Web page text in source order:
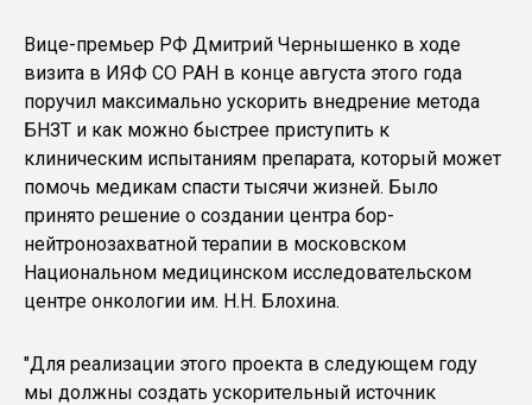
Вице-премьер РФ Дмитрий Чернышенко в ходе
визита в ИЯФ СО РАН в конце августа этого года
поручил максимально ускорить внедрение метода
БНЗТ и как можно быстрее приступить к
клиническим испытаниям препарата, который может
помочь медикам спасти тысячи жизней. Было
принято решение о создании центра бор-
нейтронозахватной терапии в московском
Национальном медицинском исследовательском
центре онкологии им. Н.Н. Блохина.
"Для реализации этого проекта в следующем году
мы должны создать ускорительный источник